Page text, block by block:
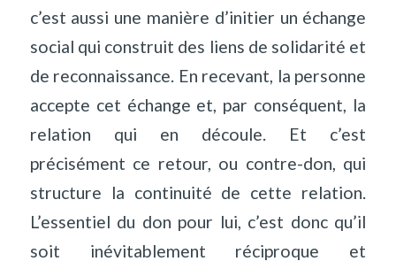
c’est aussi une manière d’initier un échange
social qui construit des liens de solidarité et
de reconnaissance. En recevant, la personne
accepte cet échange et, par conséquent, la
relation qui en découle. Et c’est
précisément ce retour, ou contre-don, qui
structure la continuité de cette relation.
L’essentiel du don pour lui, c’est donc qu’il
soit inévitablement réciproque et